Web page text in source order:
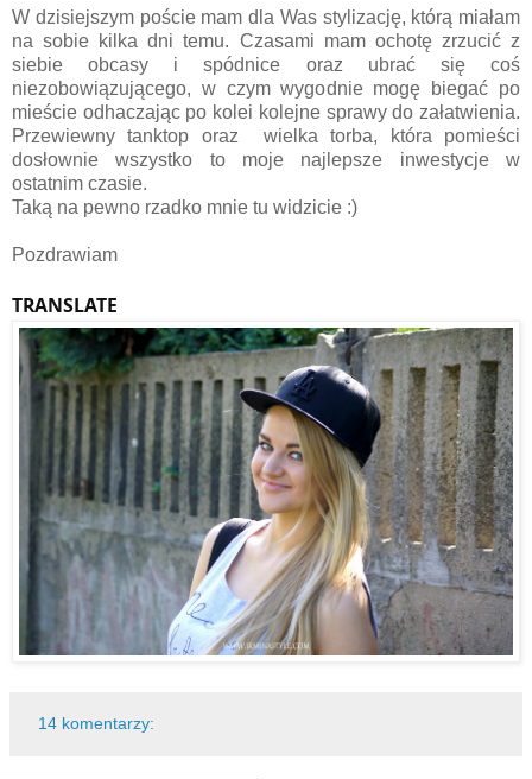
W dzisiejszym poście mam dla Was stylizację, którą miałam
na sobie kilka dni temu. Czasami mam ochotę zrzucić z
siebie obcasy i spódnice oraz ubrać się coś
niezobowiązującego, w czym wygodnie mogę biegać po
mieście odhaczając po kolei kolejne sprawy do załatwienia.
Przewiewny tanktop oraz wielka torba, która pomieści
dosłownie wszystko to moje najlepsze inwestycje w
ostatnim czasie.
Taką na pewno rzadko mnie tu widzicie :)
Pozdrawiam
TRANSLATE
14 komentarzy: